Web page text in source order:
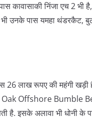
कावासाकी निंजा एच 2 भी है,
उनके पास यमहा थंडरकैट,
26 लाख रूपए की महंगी खड़ी
Oak Offshore Bumble
है. इसके अलावा भी धोनी के